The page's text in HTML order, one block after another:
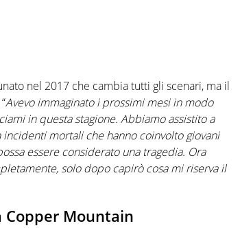
nel 2017 che cambia tutti gli scenari, ma il
Avevo immaginato i prossimi mesi in modo
in questa stagione. Abbiamo assistito a
mortali che hanno coinvolto giovani
essere considerato una tragedia. Ora
solo dopo capirò cosa mi riserva il
Copper Mountain